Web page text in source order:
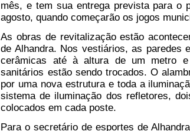
mês, e tem sua entrega prevista para o
agosto, quando começarão os jogos
As obras de revitalização estão
de Alhandra. Nos vestiários, as paredes
cerâmicas até à altura de um metro
sanitários estão sendo trocados. O
por uma nova estrutura e toda a
sistema de iluminação dos refletores,
colocados em cada poste.
Para o secretário de esportes de